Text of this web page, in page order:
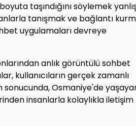
taşındığını söylemek
tanışmak ve bağlantı
uygulamaları devreye
anlık görüntülü sohbet
kullanıcıların gerçek zamanlı
sonucunda, Osmaniye'de
insanlarla kolaylıkla iletişim